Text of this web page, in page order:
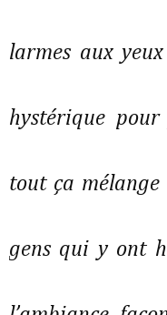
larmes aux
hystérique
tout ça mélange
gens qui y ont